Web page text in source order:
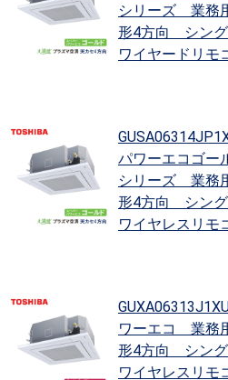
シリーズ 業務
形4方向 シン
ワイヤードリ
パワーエコゴ
シリーズ 業務
形4方向 シン
ワイヤレスリ
ワーエコ 業務
形4方向 シン
ワイヤレスリ